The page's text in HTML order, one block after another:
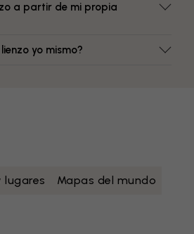
a partir de mi propia
yo mismo?
lugares Mapas del mundo